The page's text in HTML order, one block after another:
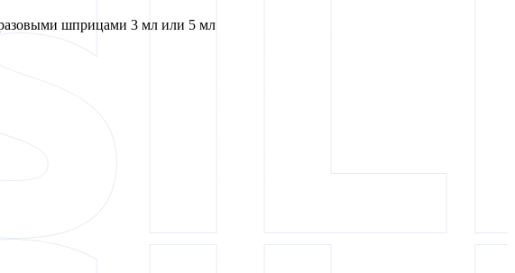
шприцами 3 мл или 5 мл